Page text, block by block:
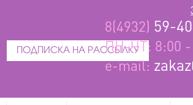
ПОДПИСКА НА РАССЫЛКУ
8(4932) 59-
ПН-ЧТ: 8:00 -
e-mail: